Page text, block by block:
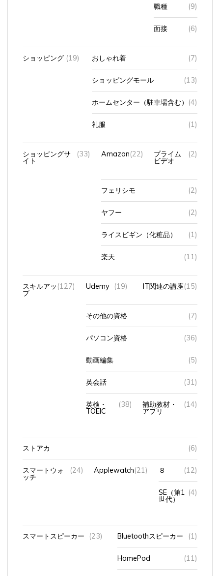
面接 (6)
ショッピング (19) おしゃれ着 (7)
ショッピングモール (13)
ホームセンター（駐車場含む）(4)
礼服 (1)
ショッピングサ (33) Amazon(22) プライム
ビデオ
(2)
フェリシモ (2)
ヤフー (2)
ライスビギン（化粧品） (1)
楽天 (11)
スキルアッ(127) Udemy (19) IT関連の講座(15)
その他の資格 (7)
パソコン資格 (36)
動画編集 (5)
英会話 (31)
英検・
TOEIC
(38) 補助教材・
アプリ
(14)
ストアカ (6)
スマートウォ (24) Applewatch(21) ８ (12)
SE（第1
世代）
(4)
スマートスピーカー (23) Bluetoothスピーカー (1)
HomePod (11)
アマゾンエコショー5(10)